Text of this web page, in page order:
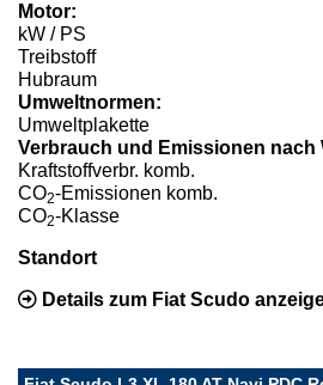
Motor:
kW / PS
Treibstoff
Hubraum
Umweltnormen:
Umweltplakette
Verbrauch und Emissionen nach
Kraftstoffverbr. komb.
CO2-Emissionen komb.
CO2-Klasse
Standort
Details zum Fiat Scudo